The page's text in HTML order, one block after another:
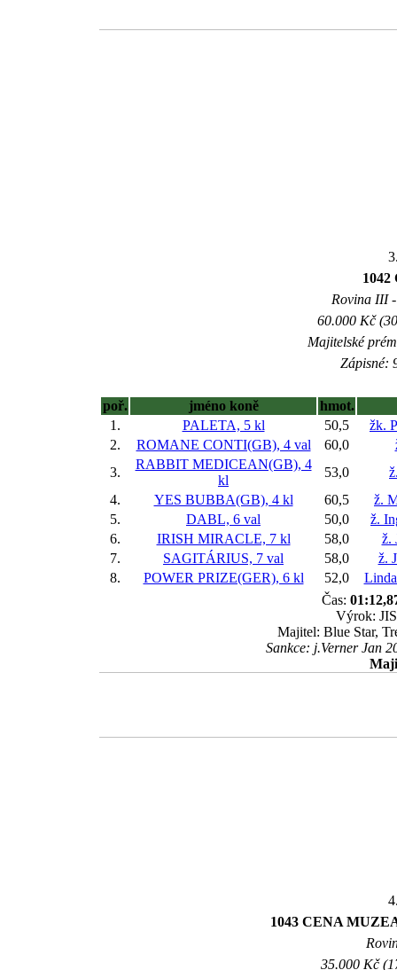
Rovina III
60.000 Kč
Majitelské
Zápisné:
poř. jméno koně
hmot.
1.
PALETA, 5 kl 50,5
žk.
2.
ROMANE CONTI(GB), 4 val 60,0
3.
RABBIT MEDICEAN(GB), 4
kl
53,0
4.
YES BUBBA(GB), 4 kl 60,5
ž.
5.
DABL, 6 val 50,0
ž.
6.
IRISH MIRACLE, 7 kl 58,0
ž.
7.
SAGITÁRIUS, 7 val 58,0
ž.
8.
POWER PRIZE(GER), 6 kl 52,0
Čas:
Výrok:
Majitel: Blue Star,
Sankce: j.Verner Jan
1043 CENA
35.000 Kč